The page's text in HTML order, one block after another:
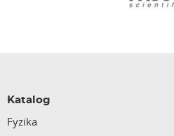
Katalog
Fyzika